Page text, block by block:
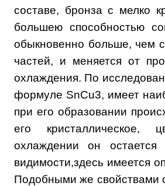
составе, бронза с мелко
большею способностью
обыкновенно больше, чем
частей, и меняется от
охлаждения. По
формуле SnСu3, имеет
при его образовании
его кристаллическое,
охлаждении он
видимости,здесь имеется
Подобными же свойствами